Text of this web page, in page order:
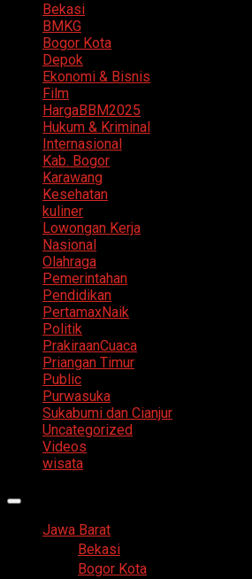
Bekasi
BMKG
Bogor Kota
Depok
Ekonomi & Bisnis
Film
HargaBBM2025
Hukum & Kriminal
Internasional
Kab. Bogor
Karawang
Kesehatan
kuliner
Lowongan Kerja
Nasional
Olahraga
Pemerintahan
Pendidikan
PertamaxNaik
Politik
PrakiraanCuaca
Priangan Timur
Public
Purwasuka
Sukabumi dan Cianjur
Uncategorized
Videos
wisata
Primary
Jawa Barat
Bekasi
Bogor Kota